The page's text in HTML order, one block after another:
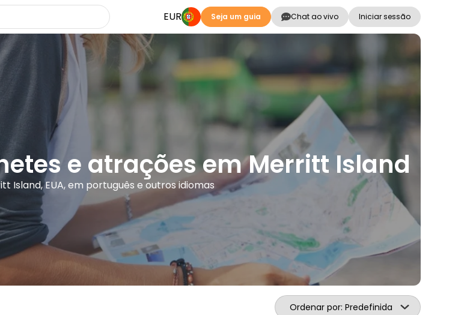
EUR Seja um guia Chat ao vivo Iniciar sessão
e atrações em Merritt Island
Island, EUA, em português e outros idiomas
Ordenar por: Predefinida